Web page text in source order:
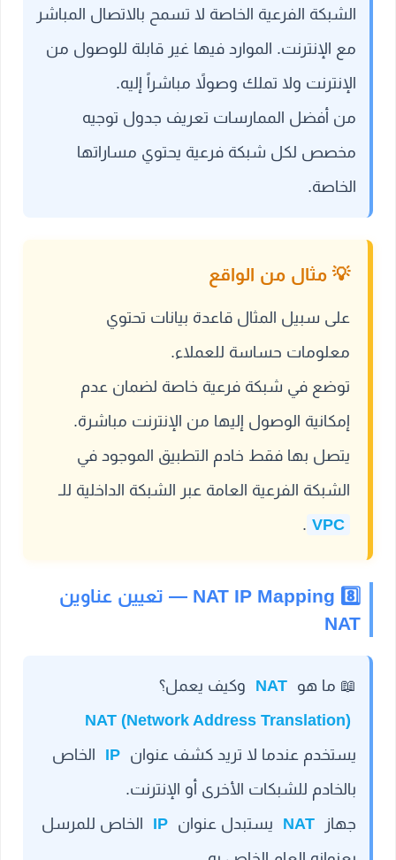
الشبكة الفرعية الخاصة لا تسمح بالاتصال المباشر
مع الإنترنت. الموارد فيها غير قابلة للوصول من
الإنترنت ولا تملك وصولاً مباشراً إليه.
من أفضل الممارسات تعريف جدول توجيه
مخصص لكل شبكة فرعية يحتوي مساراتها
الخاصة.
على سبيل المثال قاعدة بيانات تحتوي
معلومات حساسة للعملاء.
توضع في شبكة فرعية خاصة لضمان عدم
إمكانية الوصول إليها من الإنترنت مباشرة.
يتصل بها فقط خادم التطبيق الموجود في
الشبكة الفرعية العامة عبر الشبكة الداخلية للـ
VPC
.
8️⃣ NAT IP Mapping — تعيين عناوين
NAT
📖 ما هو NAT
وكيف يعمل؟
NAT (Network Address Translation)
يستخدم عندما لا تريد كشف عنوان IP
الخاص
بالخادم للشبكات الأخرى أو الإنترنت.
جهاز
NAT يستبدل عنوان IP
الخاص للمرسل